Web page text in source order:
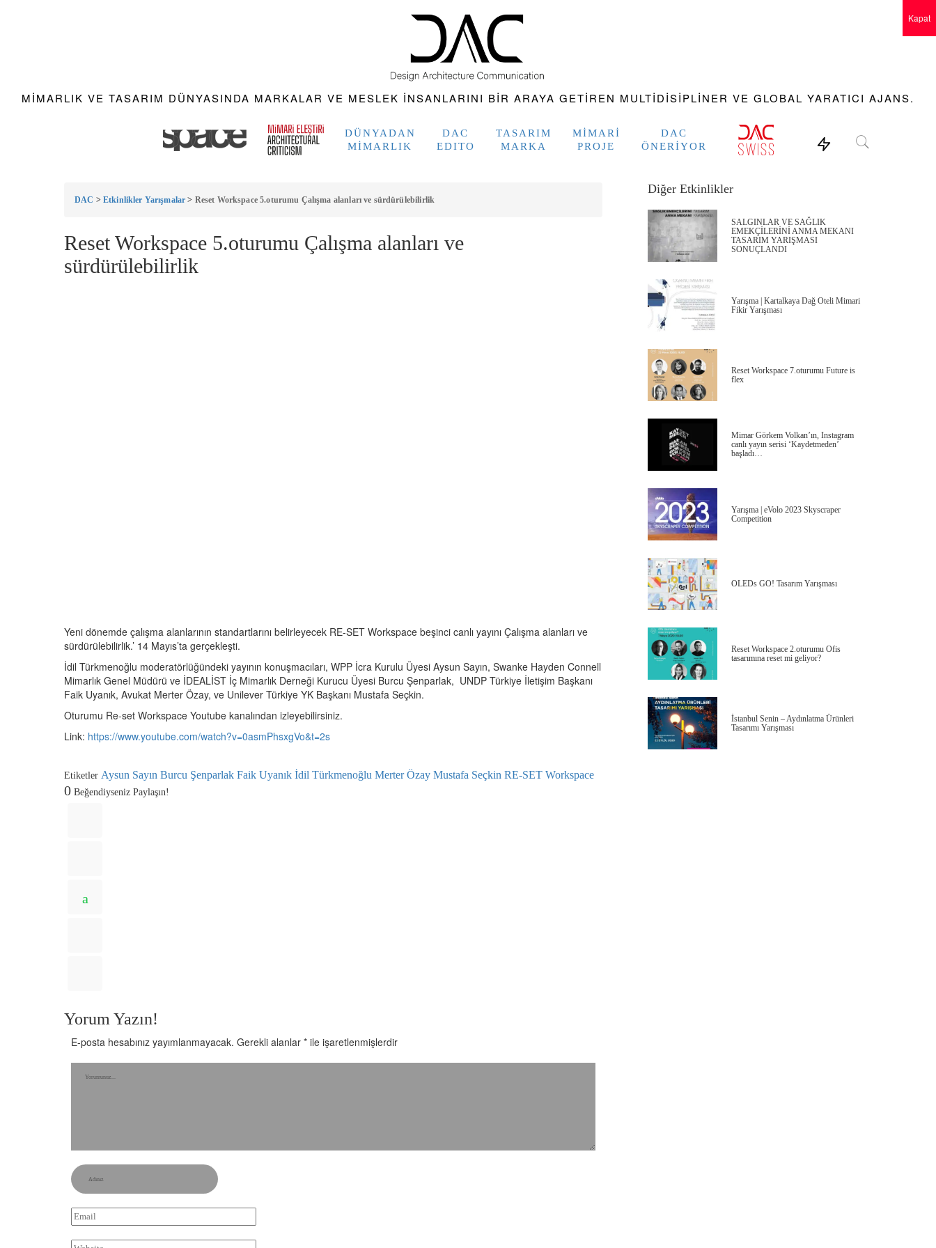
MIMARLIK VE TASARIM DÜNYASINDA MARKALAR VE MESLEK INSANLARINI BIR ARAYA GETIREN MULTIDISIPLINER VE GLOBAL YARATICI AJANS.
DÜNYADAN
MIMARLIK
DAC
EDITO
TASARIM
MARKA
MIMARI
PROJE
DAC
ÖNERIYOR
DAC > Etkinlikler Yarışmalar > Reset Workspace 5.oturumu Çalışma alanları ve sürdürülebilirlik
Reset Workspace 5.oturumu Çalışma alanları ve
sürdürülebilirlik
Yeni dönemde çalışma alanlarının standartlarını belirleyecek RE-SET Workspace beşinci canlı yayını Çalışma alanları ve
sürdürülebilirlik.’ 14 Mayıs’ta gerçekleşti.
İdil Türkmenoğlu moderatörlüğündeki yayının konuşmacıları, WPP İcra Kurulu Üyesi Aysun Sayın, Swanke Hayden Connell
Mimarlık Genel Müdürü ve İDEALİST İç Mimarlık Derneği Kurucu Üyesi Burcu Şenparlak, UNDP Türkiye İletişim Başkanı
Faik Uyanık, Avukat Merter Özay, ve Unilever Türkiye YK Başkanı Mustafa Seçkin.
Oturumu Re-set Workspace Youtube kanalından izleyebilirsiniz.
Link: https://www.youtube.com/watch?v=0asmPhsxgVo&t=2s
Etiketler Aysun Sayın Burcu Şenparlak Faik Uyanık İdil Türkmenoğlu Merter Özay Mustafa Seçkin RE-SET Workspace
0 Beğendiyseniz Paylaşın!
Yorum Yazın!
E-posta hesabınız yayımlanmayacak. Gerekli alanlar * ile işaretlenmişlerdir
Diğer Etkinlikler
SALGINLAR VE SAĞLIK
EMEKÇİLERİNİ ANMA MEKANI
TASARIM YARIŞMASI
SONUÇLANDI
Yarışma | Kartalkaya Dağ Oteli Mimari
Fikir Yarışması
Reset Workspace 7.oturumu Future is
flex
Mimar Görkem Volkan’ın, Instagram
canlı yayın serisi ‘Kaydetmeden’
başladı…
Yarışma | eVolo 2023 Skyscraper
Competition
OLEDs GO! Tasarım Yarışması
Reset Workspace 2.oturumu Ofis
tasarımına reset mi geliyor?
İstanbul Senin – Aydınlatma Ürünleri
Tasarımı Yarışması
Kapat